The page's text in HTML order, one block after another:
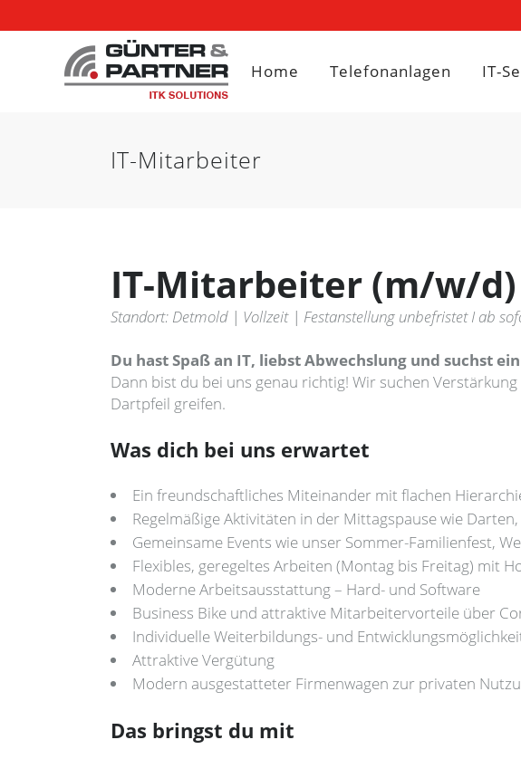
Home Telefonanlagen IT-
IT-Mitarbeiter
IT-Mitarbeiter (m/w/d)
Standort: Detmold | Vollzeit | Festanstellung unbefristet I ab
Du hast Spaß an IT, liebst Abwechslung und suchst
Dann bist du bei uns genau richtig! Wir suchen
Dartpfeil greifen.
Was dich bei uns erwartet
Ein freundschaftliches Miteinander mit flachen
Regelmäßige Aktivitäten in der Mittagspause wie
Gemeinsame Events wie unser Sommer-Familienfest,
Flexibles, geregeltes Arbeiten (Montag bis Freitag) mit
Moderne Arbeitsausstattung – Hard- und Software
Business Bike und attraktive Mitarbeitervorteile über
Individuelle Weiterbildungs- und
Attraktive Vergütung
Modern ausgestatteter Firmenwagen zur privaten
Das bringst du mit